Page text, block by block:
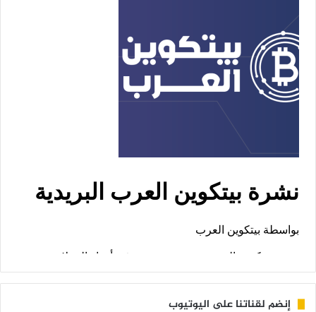
إنضم لقناتنا على اليوتيوب